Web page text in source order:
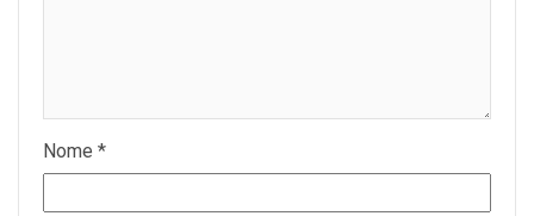
Nome *